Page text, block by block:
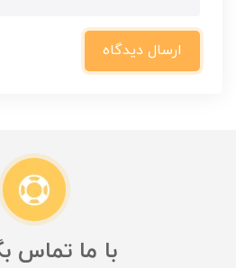
ارسال دیدگاه
با ما تماس